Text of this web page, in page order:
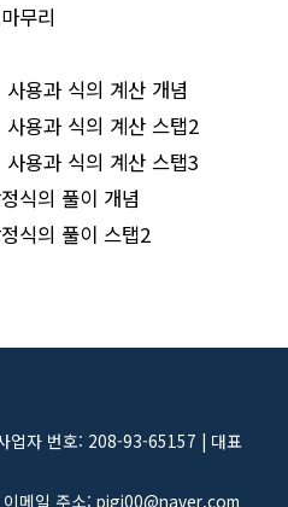
무리
용과 식의 계산 개념
용과 식의 계산 스탭2
용과 식의 계산 스탭3
식의 풀이 개념
식의 풀이 스탭2
업자 번호: 208-93-65157 | 대표
메일 주소: pigi00@naver.com